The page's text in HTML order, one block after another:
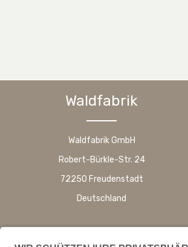
Waldfabrik
Waldfabrik GmbH
Robert-Bürkle-Str. 24
72250 Freudenstadt
Deutschland